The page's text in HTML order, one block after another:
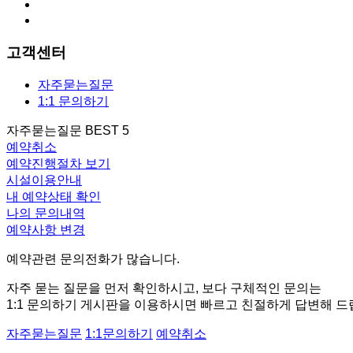
고객센터
자주묻는질문
1:1 문의하기
자주묻는질문 BEST 5
예약취소
예약진행절차 보기
시설이용안내
내 예약상태 확인
나의 문의내역
예약사항 변경
예약관련 문의전화가 많습니다.
자주 묻는 질문을 먼저 확인하시고, 보다 구체적인 문의는
1:1 문의하기 게시판을 이용하시면 빠르고 친절하게 답변해 드
자주묻는질문 1:1문의하기 예약취소